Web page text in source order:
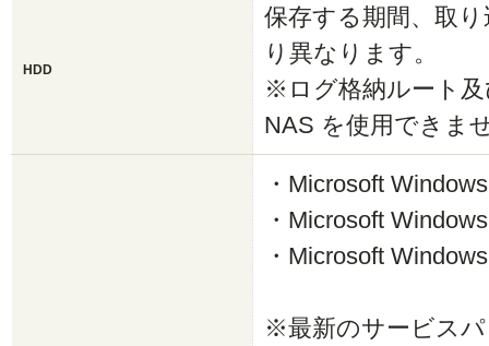
HDD
保存する期間、取
り異なります。
※ログ格納ルート
NAS を使用できま
・Microsoft
・Microsoft
・Microsoft
※最新のサービス